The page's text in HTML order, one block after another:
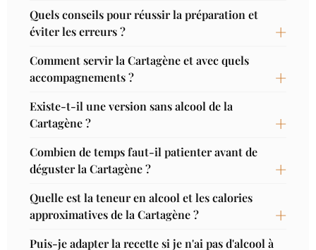
Quels conseils pour réussir la préparation et
éviter les erreurs ?
Comment servir la Cartagène et avec quels
accompagnements ?
Existe-t-il une version sans alcool de la
Cartagène ?
Combien de temps faut-il patienter avant de
déguster la Cartagène ?
Quelle est la teneur en alcool et les calories
approximatives de la Cartagène ?
Puis-je adapter la recette si je n'ai pas d'alcool à